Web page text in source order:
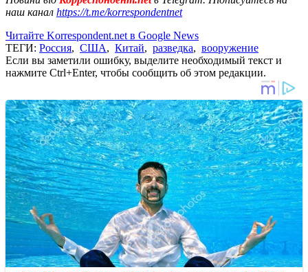
наш канал https://t.me/korrespondentnet
Читайте Korrespondent.net в Google News
ТЕГИ: Россия, США, Китай, разведка, вооружение
Если вы заметили ошибку, выделите необходимый текст и
нажмите Ctrl+Enter, чтобы сообщить об этом редакции.